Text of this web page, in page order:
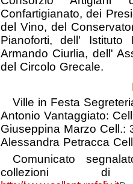
Confartigianato, dei
del Vino, del
Pianoforti, dell'
Armando Ciurlia, dell'
del Circolo Grecale.
Ville in Festa
Antonio Vantaggiato:
Giuseppina Marzo Cell.:
Alessandra Petracca
Comunicato
collezioni di